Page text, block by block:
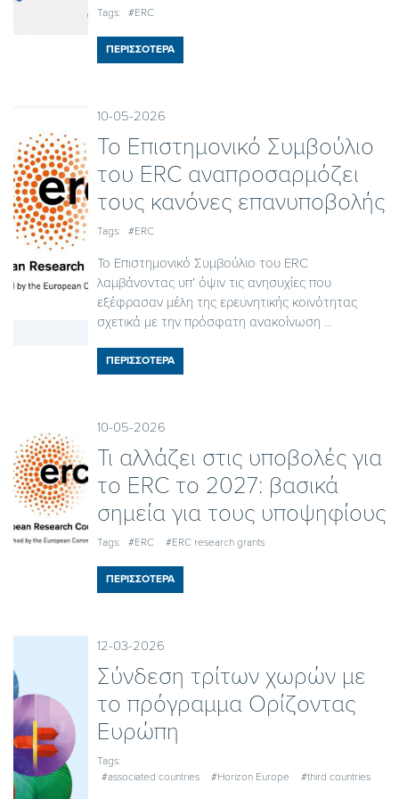
Tags: #ERC
ΠΕΡΙΣΣΟΤΕΡΑ
10-05-2026
To Επιστημονικό Συμβούλιο
του ERC αναπροσαρμόζει
τους κανόνες επανυποβολής
Tags: #ERC
Το Επιστημονικό Συμβούλιο του ERC
λαμβάνοντας υπ’ όψιν τις ανησυχίες που
εξέφρασαν μέλη της ερευνητικής κοινότητας
σχετικά με την πρόσφατη ανακοίνωση ...
ΠΕΡΙΣΣΟΤΕΡΑ
10-05-2026
Τι αλλάζει στις υποβολές για
το ERC το 2027: βασικά
σημεία για τους υποψηφίους
Tags: #ERC #ERC research grants
ΠΕΡΙΣΣΟΤΕΡΑ
12-03-2026
Σύνδεση τρίτων χωρών με
το πρόγραμμα Ορίζοντας
Ευρώπη
Tags:
#associated countries
#Horizon Europe #third countries